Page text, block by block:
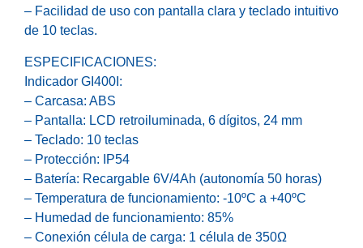
– Facilidad de uso con pantalla clara y teclado intuitivo
de 10 teclas.
ESPECIFICACIONES:
Indicador GI400I:
– Carcasa: ABS
– Pantalla: LCD retroiluminada, 6 dígitos, 24 mm
– Teclado: 10 teclas
– Protección: IP54
– Batería: Recargable 6V/4Ah (autonomía 50 horas)
– Temperatura de funcionamiento: -10ºC a +40ºC
– Humedad de funcionamiento: 85%
– Conexión célula de carga: 1 célula de 350Ω